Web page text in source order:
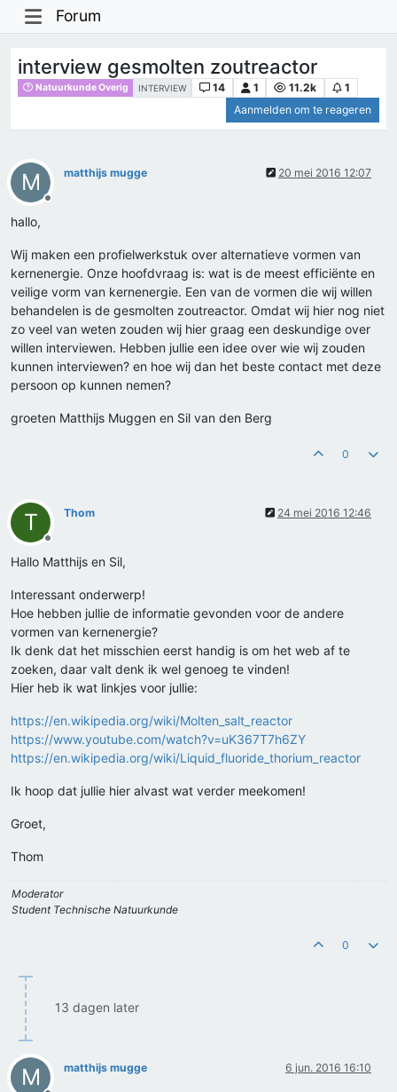
Forum
interview gesmolten zoutreactor
Natuurkunde Overig INTERVIEW 14 1 11.2k
1
Aanmelden om te reageren
M
Offline
matthijs mugge 20 mei 2016 12:07
hallo,
Wij maken een profielwerkstuk over alternatieve vormen van
kernenergie. Onze hoofdvraag is: wat is de meest efficiënte en
veilige vorm van kernenergie. Een van de vormen die wij willen
behandelen is de gesmolten zoutreactor. Omdat wij hier nog niet
zo veel van weten zouden wij hier graag een deskundige over
willen interviewen. Hebben jullie een idee over wie wij zouden
kunnen interviewen? en hoe wij dan het beste contact met deze
persoon op kunnen nemen?
groeten Matthijs Muggen en Sil van den Berg
0
T
Offline
Thom 24 mei 2016 12:46
Hallo Matthijs en Sil,
Interessant onderwerp!
Hoe hebben jullie de informatie gevonden voor de andere
vormen van kernenergie?
Ik denk dat het misschien eerst handig is om het web af te
zoeken, daar valt denk ik wel genoeg te vinden!
Hier heb ik wat linkjes voor jullie:
https://en.wikipedia.org/wiki/Molten_salt_reactor
https://www.youtube.com/watch?v=uK367T7h6ZY
https://en.wikipedia.org/wiki/Liquid_fluoride_thorium_reactor
Ik hoop dat jullie hier alvast wat verder meekomen!
Groet,
Thom
Moderator
Student Technische Natuurkunde
0
13 dagen later
M matthijs mugge 6 jun. 2016 16:10